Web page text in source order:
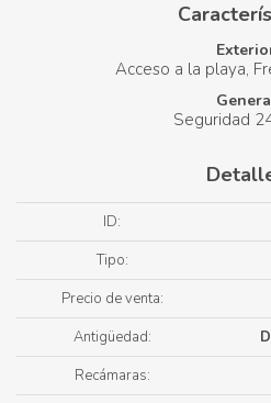
Acceso a la playa
Seguridad
ID:
Tipo:
Precio de venta:
Antigüedad:
Recámaras: